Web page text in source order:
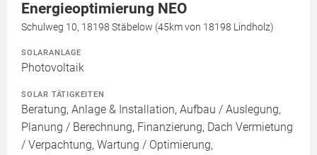
Energieoptimierung NEO
Schulweg 10, 18198 Stäbelow (45km von 18198 Lindholz)
SOLARANLAGE
Photovoltaik
SOLAR TÄTIGKEITEN
Beratung, Anlage & Installation, Aufbau / Auslegung,
Planung / Berechnung, Finanzierung, Dach Vermietung
/ Verpachtung, Wartung / Optimierung,